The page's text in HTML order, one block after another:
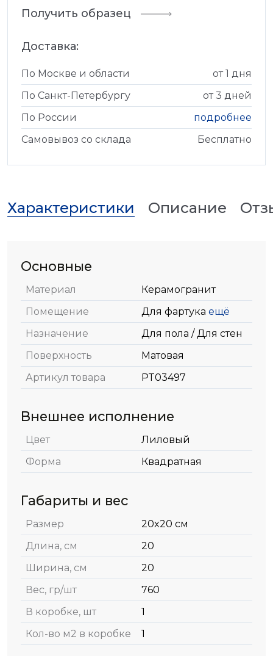
Получить образец
Доставка:
По Москве и области
от 1 дня
По Санкт-Петербургу
от 3 дней
По России
подробнее
Самовывоз со склада
Бесплатно
Характеристики Описание
Основные
Материал
Керамогранит
Помещение
Для фартука ещё
Назначение
Для пола / Для стен
Поверхность
Матовая
Артикул товара
PT03497
Внешнее исполнение
Цвет
Лиловый
Форма
Квадратная
Габариты и вес
Размер
20x20 см
Длина, см
20
Ширина, см
20
Вес, гр/шт
760
В коробке, шт
1
Кол-во м2 в коробке
1